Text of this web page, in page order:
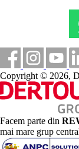
cursuri
All Inclusive:
bufet
Cafea
Barul
Lobby
Copyright © 2026,
Facem parte din
mai mare grup